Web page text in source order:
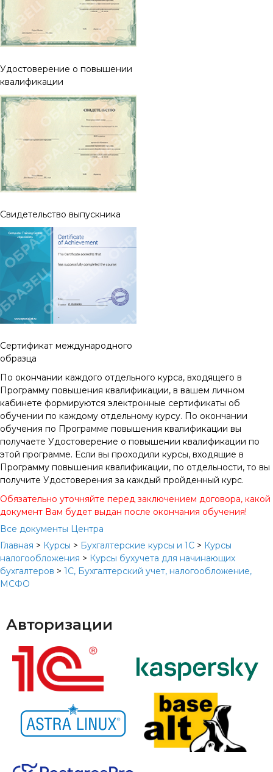
Удостоверение о повышении
квалификации
Свидетельство выпускника
Cертификат международного
образца
По окончании каждого отдельного курса, входящего в
Программу повышения квалификации, в вашем личном
кабинете формируются электронные сертификаты об
обучении по каждому отдельному курсу. По окончании
обучения по Программе повышения квалификации вы
получаете Удостоверение о повышении квалификации по
этой программе. Если вы проходили курсы, входящие в
Программу повышения квалификации, по отдельности, то вы
получите Удостоверения за каждый пройденный курс.
Обязательно уточняйте перед заключением договора, какой
документ Вам будет выдан после окончания обучения!
Все документы Центра
Главная > Курсы > Бухгалтерские курсы и 1С > Курсы
налогообложения > Курсы бухучета для начинающих
бухгалтеров > 1C, Бухгалтерский учет, налогообложение,
МСФО
Авторизации